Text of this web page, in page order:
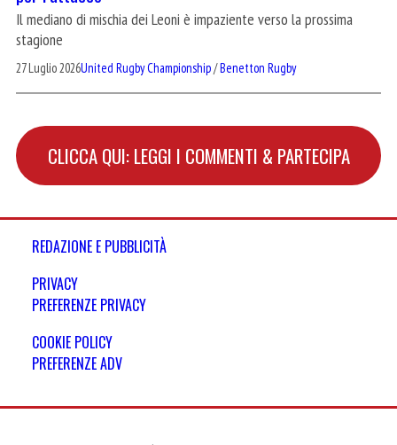
Il mediano di mischia dei Leoni è impaziente verso la prossima
stagione
27 Luglio 2026United Rugby Championship/Benetton Rugby
CLICCA QUI: LEGGI I COMMENTI & PARTECIPA
REDAZIONE E PUBBLICITÀ
PRIVACY
PREFERENZE PRIVACY
COOKIE POLICY
PREFERENZE ADV